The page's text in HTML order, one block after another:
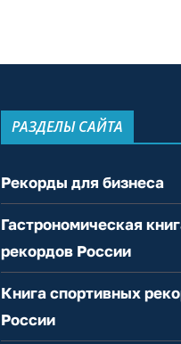
РАЗДЕЛЫ САЙТА
Рекорды для бизнеса
Гастрономическая
рекордов России
Книга спортивных
России